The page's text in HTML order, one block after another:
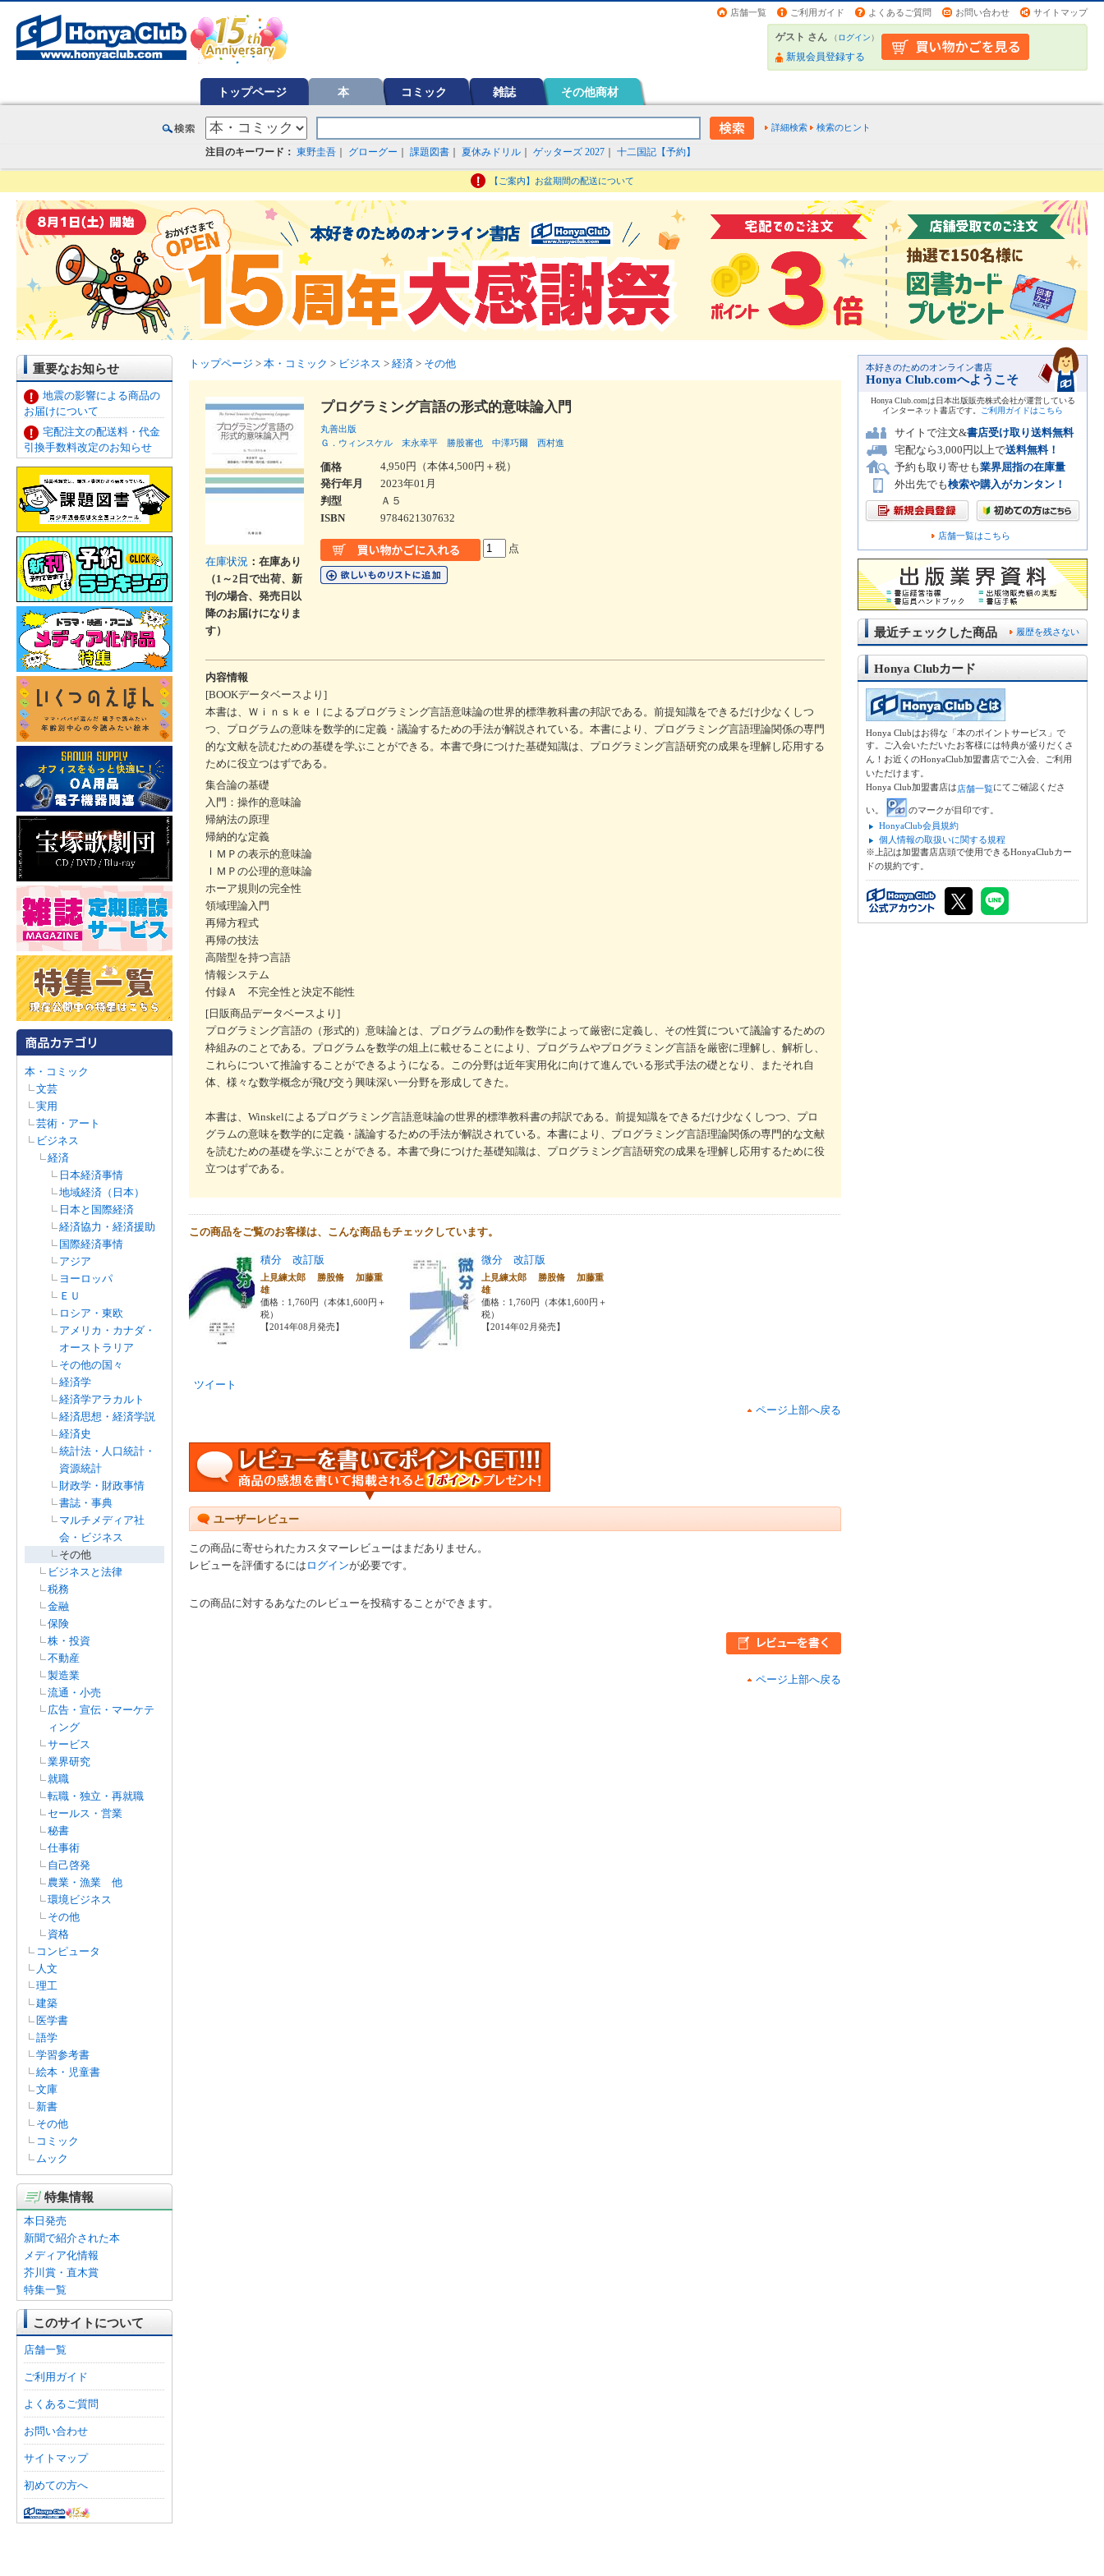
店舗一覧 ご利用ガイド よくあるご質問 お問い合わせ サイトマップ
ゲスト さん （ログイン）
新規会員登録する
トップページ 本 コミック 雑誌 その他商材
詳細検索 検索のヒント
注目のキーワード： 東野圭吾 グローグー 課題図書 夏休みドリル ゲッターズ 2027 十二国記【予約】
【ご案内】お盆期間の配送について
重要なお知らせ
地震の影響による商品の
お届けについて
宅配注文の配送料・代金
引換手数料改定のお知らせ
本・コミック
文芸
実用
芸術・アート
ビジネス
経済
日本経済事情
地域経済（日本）
日本と国際経済
経済協力・経済援助
国際経済事情
アジア
ヨーロッパ
ＥＵ
ロシア・東欧
アメリカ・カナダ・
オーストラリア
その他の国々
経済学
経済学アラカルト
経済思想・経済学説
経済史
統計法・人口統計・
資源統計
財政学・財政事情
書誌・事典
マルチメディア社
会・ビジネス
その他
ビジネスと法律
税務
金融
保険
株・投資
不動産
製造業
流通・小売
広告・宣伝・マーケテ
ィング
サービス
業界研究
就職
転職・独立・再就職
セールス・営業
秘書
仕事術
自己啓発
農業・漁業 他
環境ビジネス
その他
資格
コンピュータ
人文
理工
建築
医学書
語学
学習参考書
絵本・児童書
文庫
新書
その他
コミック
ムック
特集情報
本日発売
新聞で紹介された本
メディア化情報
芥川賞・直木賞
特集一覧
このサイトについて
店舗一覧
ご利用ガイド
よくあるご質問
お問い合わせ
サイトマップ
初めての方へ
トップページ > 本・コミック > ビジネス > 経済 > その他
在庫状況 ：在庫あり
（1～2日で出荷、新
刊の場合、発売日以
降のお届けになりま
す）
プログラミング言語の形式的意味論入門
丸善出版
Ｇ．ウィンスケル
末永幸平 勝股審也 中澤巧爾 西村進
価格
4,950円（本体4,500円＋税）
発行年月
2023年01月
判型
Ａ５
ISBN
9784621307632
点
内容情報
[BOOKデータベースより]
本書は、Ｗｉｎｓｋｅｌによるプログラミング言語意味論の世界的標準教科書の邦訳である。前提知識をできるだけ少なくしつ
つ、プログラムの意味を数学的に定義・議論するための手法が解説されている。本書により、プログラミング言語理論関係の専門
的な文献を読むための基礎を学ぶことができる。本書で身につけた基礎知識は、プログラミング言語研究の成果を理解し応用する
ために役立つはずである。
集合論の基礎
入門：操作的意味論
帰納法の原理
帰納的な定義
ＩＭＰの表示的意味論
ＩＭＰの公理的意味論
ホーア規則の完全性
領域理論入門
再帰方程式
再帰の技法
高階型を持つ言語
情報システム
付録Ａ 不完全性と決定不能性
[日販商品データベースより]
プログラミング言語の（形式的）意味論とは、プログラムの動作を数学によって厳密に定義し、その性質について議論するための
枠組みのことである。プログラムを数学の俎上に載せることにより、プログラムやプログラミング言語を厳密に理解し、解析し、
これらについて推論することができるようになる。この分野は近年実用化に向けて進んでいる形式手法の礎となり、またそれ自
体、様々な数学概念が飛び交う興味深い一分野を形成してきた。
本書は、Winskelによるプログラミング言語意味論の世界的標準教科書の邦訳である。前提知識をできるだけ少なくしつつ、プロ
グラムの意味を数学的に定義・議論するための手法が解説されている。本書により、プログラミング言語理論関係の専門的な文献
を読むための基礎を学ぶことができる。本書で身につけた基礎知識は、プログラミング言語研究の成果を理解し応用するために役
立つはずである。
この商品をご覧のお客様は、こんな商品もチェックしています。
積分 改訂版
上見練太郎 勝股脩 加藤重
雄
価格：1,760円（本体1,600円＋
税）
【2014年08月発売】
微分 改訂版
上見練太郎 勝股脩 加藤重
雄
価格：1,760円（本体1,600円＋
税）
【2014年02月発売】
ツイート
ページ上部へ戻る
ユーザーレビュー
この商品に寄せられたカスタマーレビューはまだありません。
レビューを評価するには ログインが必要です。
この商品に対するあなたのレビューを投稿することができます。
ページ上部へ戻る
本好きのためのオンライン書店
Honya Club.comへようこそ
Honya Club.comは日本出版販売株式会社が運営している
インターネット書店です。
ご利用ガイドはこちら
サイトで注文&書店受け取り送料無料
宅配なら3,000円以上で送料無料！
予約も取り寄せも業界屈指の在庫量
外出先でも検索や購入がカンタン！
店舗一覧はこちら
履歴を残さない
最近チェックした商品
Honya Clubカード
Honya Clubはお得な「本のポイントサービス」で
す。ご入会いただいたお客様には特典が盛りだくさ
ん！お近くのHonyaClub加盟書店でご入会、ご利用
いただけます。
Honya Club加盟書店は店舗一覧にてご確認くださ
い。
のマークが目印です。
HonyaClub会員規約
個人情報の取扱いに関する規程
※上記は加盟書店店頭で使用できるHonyaClubカー
ドの規約です。